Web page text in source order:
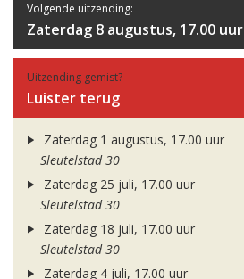
Volgende uitzending:
Zaterdag 8 augustus, 17.00 uur
Uitzending gemist?
Luister terug
Zaterdag 1 augustus, 17.00 uur
Sleutelstad 30
Zaterdag 25 juli, 17.00 uur
Sleutelstad 30
Zaterdag 18 juli, 17.00 uur
Sleutelstad 30
Zaterdag 4 juli, 17.00 uur